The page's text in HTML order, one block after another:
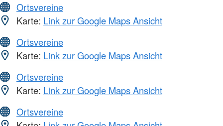
Ortsvereine
Karte: Link zur Google Maps Ansicht
Ortsvereine
Karte: Link zur Google Maps Ansicht
Ortsvereine
Karte: Link zur Google Maps Ansicht
Ortsvereine